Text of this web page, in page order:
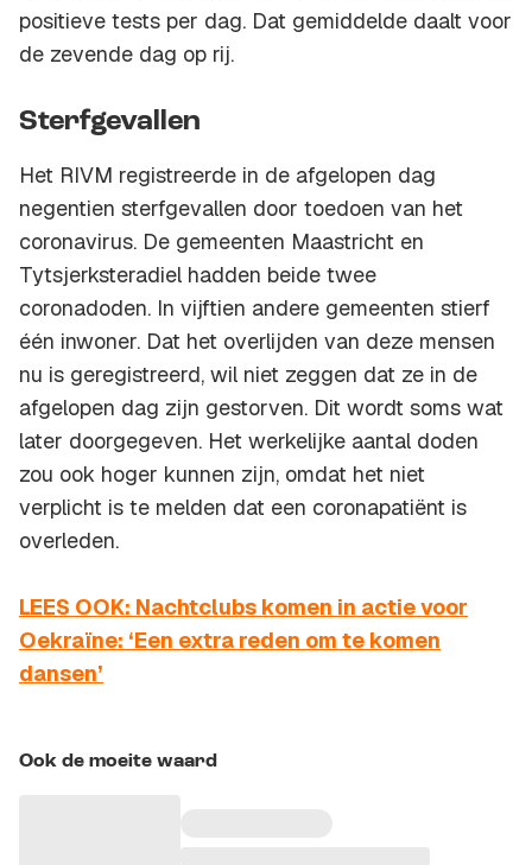
positieve tests per dag. Dat gemiddelde daalt voor
de zevende dag op rij.
Sterfgevallen
Het RIVM registreerde in de afgelopen dag
negentien sterfgevallen door toedoen van het
coronavirus. De gemeenten Maastricht en
Tytsjerksteradiel hadden beide twee
coronadoden. In vijftien andere gemeenten stierf
één inwoner. Dat het overlijden van deze mensen
nu is geregistreerd, wil niet zeggen dat ze in de
afgelopen dag zijn gestorven. Dit wordt soms wat
later doorgegeven. Het werkelijke aantal doden
zou ook hoger kunnen zijn, omdat het niet
verplicht is te melden dat een coronapatiënt is
overleden.
LEES OOK: Nachtclubs komen in actie voor
Oekraïne: ‘Een extra reden om te komen
dansen’
Ook de moeite waard